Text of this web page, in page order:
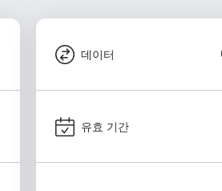
데이터
유효 기간